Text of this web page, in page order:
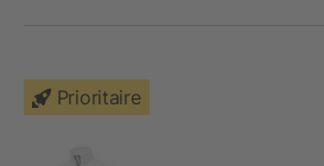
Prioritaire